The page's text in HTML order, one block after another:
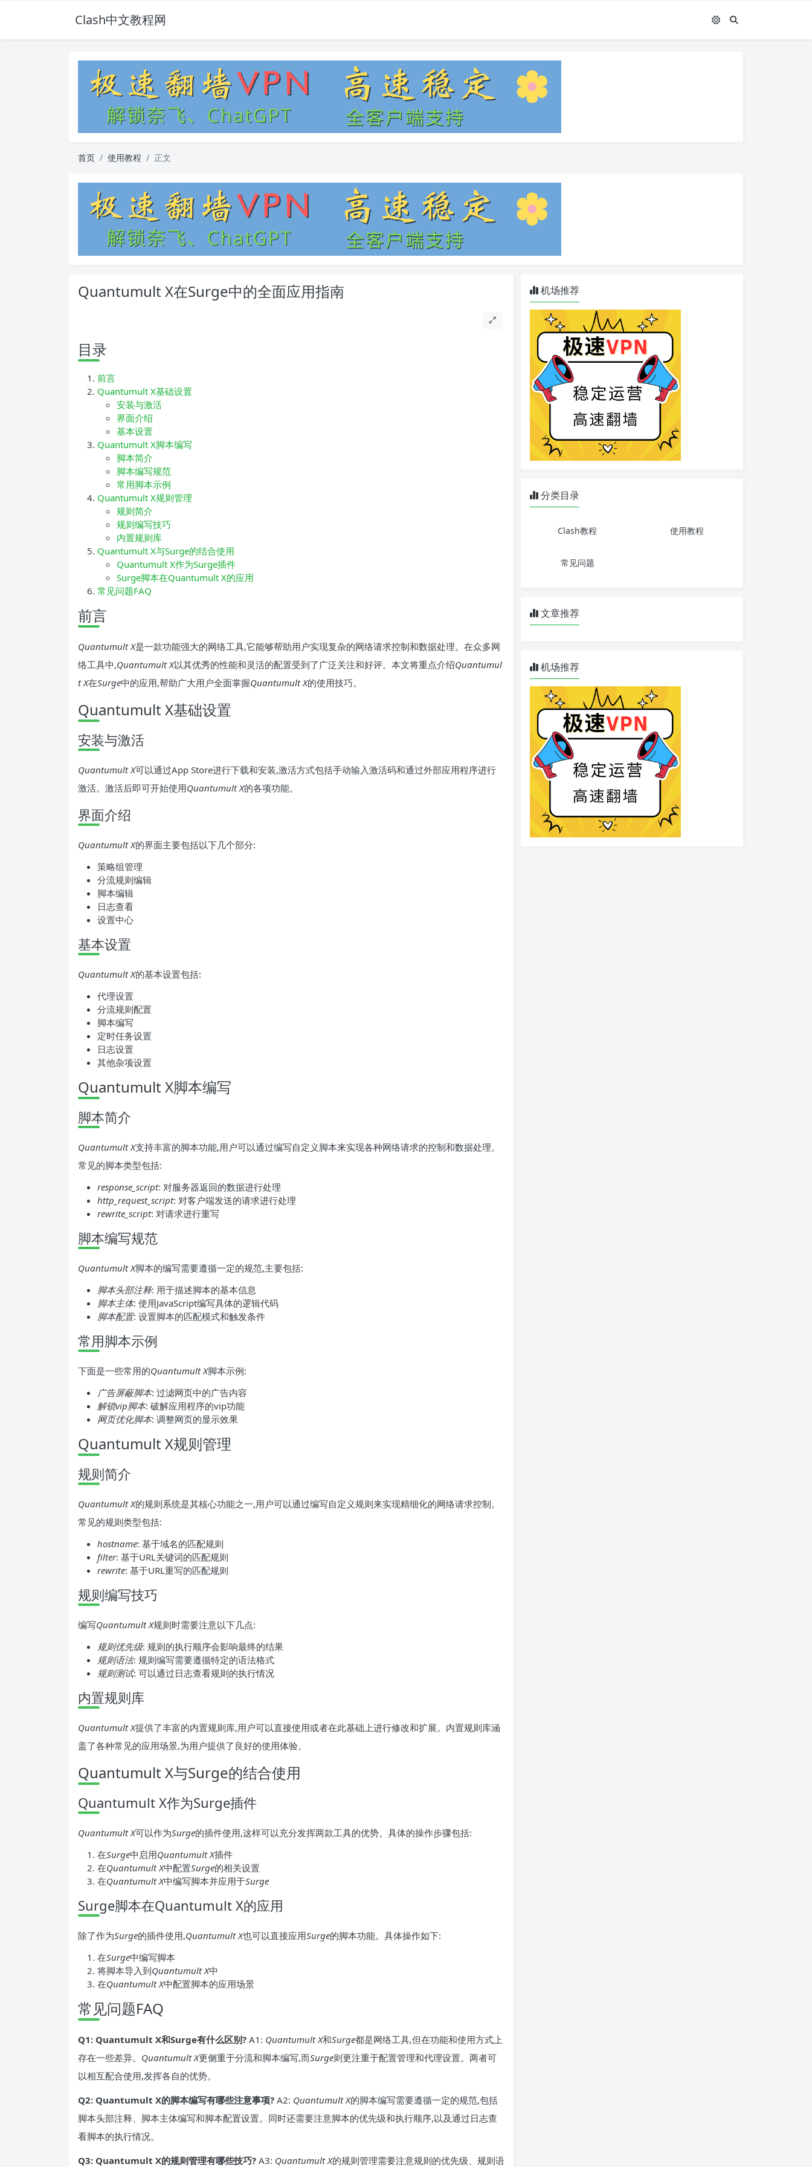
Clash中文教程网
首页 使用教程 正文
Quantumult X在Surge中的全面应用指南
目录
前言
Quantumult X基础设置
安装与激活
界面介绍
基本设置
Quantumult X脚本编写
脚本简介
脚本编写规范
常用脚本示例
Quantumult X规则管理
规则简介
规则编写技巧
内置规则库
Quantumult X与Surge的结合使用
Quantumult X作为Surge插件
Surge脚本在Quantumult X的应用
常见问题FAQ
前言
Quantumult X是一款功能强大的网络工具,它能够帮助用户实现复杂的网络请求控制和数据处理。在众多网
络工具中,Quantumult X以其优秀的性能和灵活的配置受到了广泛关注和好评。本文将重点介绍Quantumul
t X在Surge中的应用,帮助广大用户全面掌握Quantumult X的使用技巧。
Quantumult X基础设置
安装与激活
Quantumult X可以通过App Store进行下载和安装,激活方式包括手动输入激活码和通过外部应用程序进行
激活。激活后即可开始使用Quantumult X的各项功能。
界面介绍
Quantumult X的界面主要包括以下几个部分:
策略组管理
分流规则编辑
脚本编辑
日志查看
设置中心
基本设置
Quantumult X的基本设置包括:
代理设置
分流规则配置
脚本编写
定时任务设置
日志设置
其他杂项设置
Quantumult X脚本编写
脚本简介
Quantumult X支持丰富的脚本功能,用户可以通过编写自定义脚本来实现各种网络请求的控制和数据处理。
常见的脚本类型包括:
response_script: 对服务器返回的数据进行处理
http_request_script: 对客户端发送的请求进行处理
rewrite_script: 对请求进行重写
脚本编写规范
Quantumult X脚本的编写需要遵循一定的规范,主要包括:
脚本头部注释: 用于描述脚本的基本信息
脚本主体: 使用JavaScript编写具体的逻辑代码
脚本配置: 设置脚本的匹配模式和触发条件
常用脚本示例
下面是一些常用的Quantumult X脚本示例:
广告屏蔽脚本: 过滤网页中的广告内容
解锁vip脚本: 破解应用程序的vip功能
网页优化脚本: 调整网页的显示效果
Quantumult X规则管理
规则简介
Quantumult X的规则系统是其核心功能之一,用户可以通过编写自定义规则来实现精细化的网络请求控制。
常见的规则类型包括:
hostname: 基于域名的匹配规则
filter: 基于URL关键词的匹配规则
rewrite: 基于URL重写的匹配规则
规则编写技巧
编写Quantumult X规则时需要注意以下几点:
规则优先级: 规则的执行顺序会影响最终的结果
规则语法: 规则编写需要遵循特定的语法格式
规则测试: 可以通过日志查看规则的执行情况
内置规则库
Quantumult X提供了丰富的内置规则库,用户可以直接使用或者在此基础上进行修改和扩展。内置规则库涵
盖了各种常见的应用场景,为用户提供了良好的使用体验。
Quantumult X与Surge的结合使用
Quantumult X作为Surge插件
Quantumult X可以作为Surge的插件使用,这样可以充分发挥两款工具的优势。具体的操作步骤包括:
在Surge中启用Quantumult X插件
在Quantumult X中配置Surge的相关设置
在Quantumult X中编写脚本并应用于Surge
Surge脚本在Quantumult X的应用
除了作为Surge的插件使用,Quantumult X也可以直接应用Surge的脚本功能。具体操作如下:
在Surge中编写脚本
将脚本导入到Quantumult X中
在Quantumult X中配置脚本的应用场景
常见问题FAQ
Q1: Quantumult X和Surge有什么区别? A1: Quantumult X和Surge都是网络工具,但在功能和使用方式上
存在一些差异。 Quantumult X更侧重于分流和脚本编写,而Surge则更注重于配置管理和代理设置。两者可
以相互配合使用,发挥各自的优势。
Q2: Quantumult X的脚本编写有哪些注意事项? A2: Quantumult X的脚本编写需要遵循一定的规范,包括
脚本头部注释、脚本主体编写和脚本配置设置。同时还需要注意脚本的优先级和执行顺序,以及通过日志查
看脚本的执行情况。
Q3: Quantumult X的规则管理有哪些技巧? A3: Quantumult X的规则管理需要注意规则的优先级、规则语
机场推荐
分类目录
Clash教程 使用教程
常见问题
文章推荐
机场推荐